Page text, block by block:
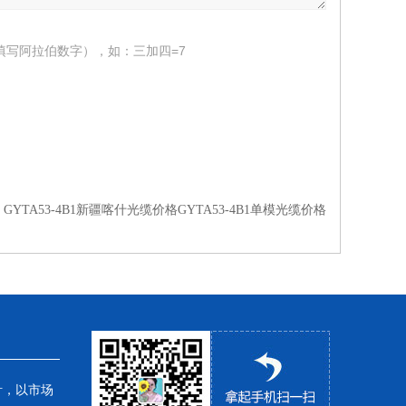
写阿拉伯数字），如：三加四=7
GYTA53-4B1新疆喀什光缆价格GYTA53-4B1单模光缆价格
以市场